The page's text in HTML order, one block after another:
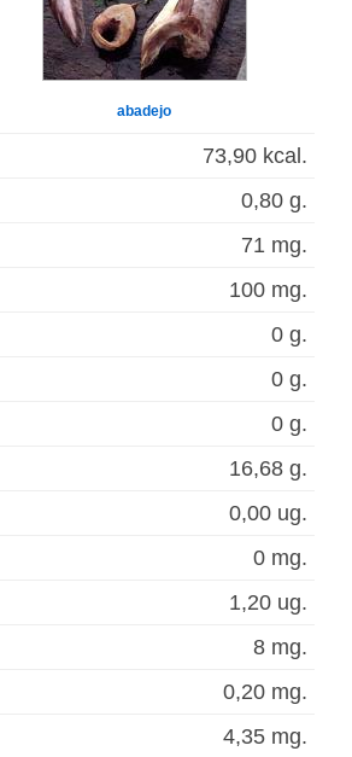
abadejo
73,90 kcal.
0,80 g.
71 mg.
100 mg.
0 g.
0 g.
0 g.
16,68 g.
0,00 ug.
0 mg.
1,20 ug.
8 mg.
0,20 mg.
4,35 mg.